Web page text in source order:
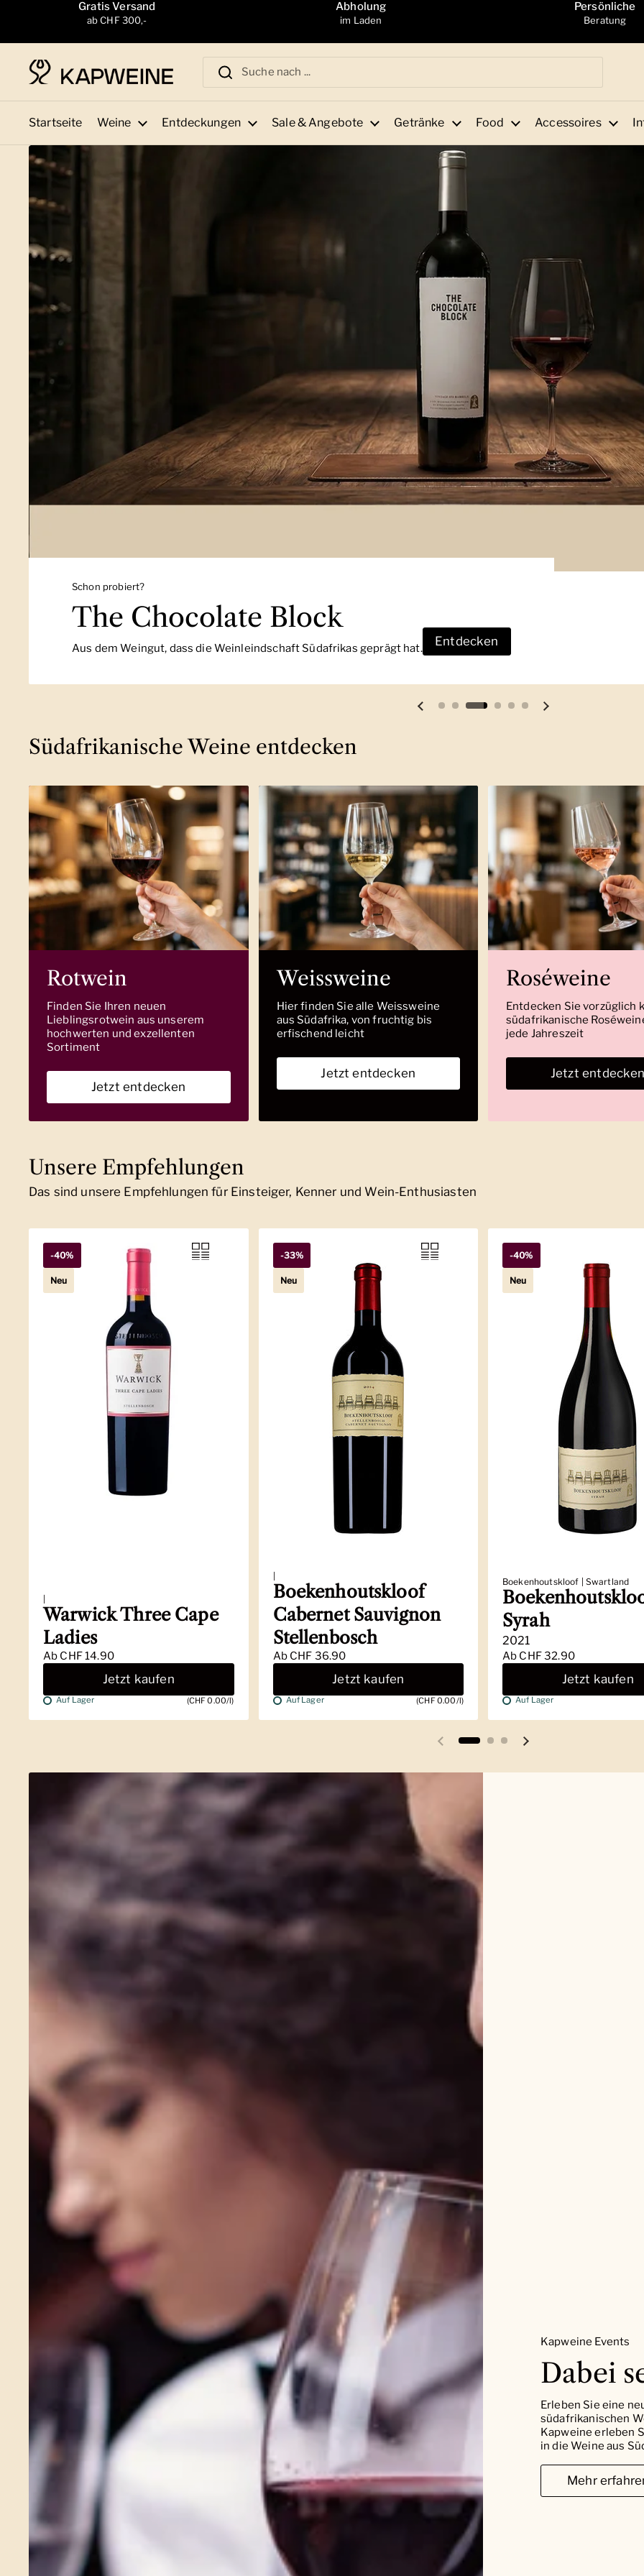
Zum Inhalt springenGratis Versand
ab CHF 300,-
Abholung
im Laden
Persönliche
Beratung
Startseite Weine Entdeckungen Sale & Angebote Getränke Food Accessoires
Schon probiert?
The Chocolate Block
Aus dem Weingut, dass die Weinleindschaft Südafrikas geprägt hat. Entdecken
Vorherige Folie Nächste Folie
Südafrikanische Weine entdecken
Rotwein
Finden Sie Ihren neuen
Lieblingsrotwein aus unserem
hochwerten und exzellenten
Sortiment
Jetzt entdecken
Weissweine
Hier finden Sie alle Weissweine
aus Südafrika, von fruchtig bis
erfischend leicht
Jetzt entdecken
Roséweine
Entdecken Sie vorzüglich
südafrikanische
jede Jahreszeit
Jetzt
Unsere Empfehlungen
Das sind unsere Empfehlungen für Einsteiger, Kenner und Wein-Enthusiasten
|
Warwick Three Cape
Ladies
Ab CHF 14.90
Jetzt kaufen
Auf Lager (CHF 0.00/l)
-40%
Neu
|
Boekenhoutskloof
Cabernet Sauvignon
Stellenbosch
Ab CHF 36.90
Jetzt kaufen
Auf Lager (CHF 0.00/l)
-33%
Neu
Boekenhoutskloof | Swartland
Syrah
2021
Ab CHF 32.90
Jetzt kaufen
Auf Lager
-40%
Neu
Vorherige Folie Nächste Folie
Kapweine Events
Dabei
Erleben Sie eine
südafrikanischen
Kapweine erleben
in die Weine aus
Mehr